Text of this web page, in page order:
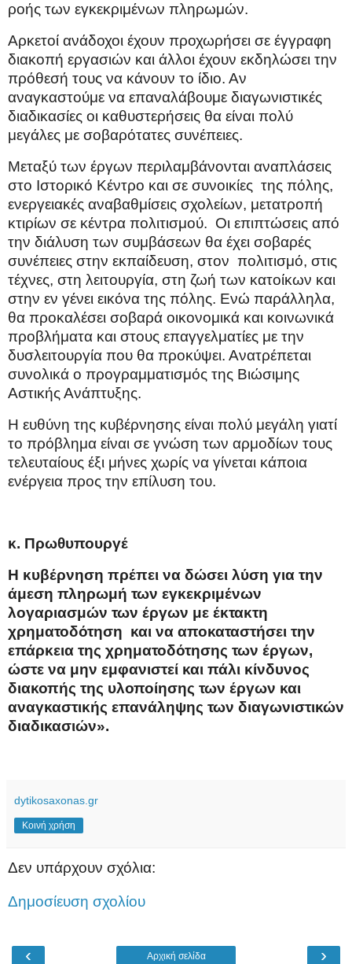
ροής των εγκεκριμένων πληρωμών.
Αρκετοί ανάδοχοι έχουν προχωρήσει σε έγγραφη
διακοπή εργασιών και άλλοι έχουν εκδηλώσει την
πρόθεσή τους να κάνουν το ίδιο. Αν
αναγκαστούμε να επαναλάβουμε διαγωνιστικές
διαδικασίες οι καθυστερήσεις θα είναι πολύ
μεγάλες με σοβαρότατες συνέπειες.
Μεταξύ των έργων περιλαμβάνονται αναπλάσεις
στο Ιστορικό Κέντρο και σε συνοικίες της πόλης,
ενεργειακές αναβαθμίσεις σχολείων, μετατροπή
κτιρίων σε κέντρα πολιτισμού. Οι επιπτώσεις από
την διάλυση των συμβάσεων θα έχει σοβαρές
συνέπειες στην εκπαίδευση, στον πολιτισμό, στις
τέχνες, στη λειτουργία, στη ζωή των κατοίκων και
στην εν γένει εικόνα της πόλης. Ενώ παράλληλα,
θα προκαλέσει σοβαρά οικονομικά και κοινωνικά
προβλήματα και στους επαγγελματίες με την
δυσλειτουργία που θα προκύψει. Ανατρέπεται
συνολικά ο προγραμματισμός της Βιώσιμης
Αστικής Ανάπτυξης.
Η ευθύνη της κυβέρνησης είναι πολύ μεγάλη γιατί
το πρόβλημα είναι σε γνώση των αρμοδίων τους
τελευταίους έξι μήνες χωρίς να γίνεται κάποια
ενέργεια προς την επίλυση του.
κ. Πρωθυπουργέ
Η κυβέρνηση πρέπει να δώσει λύση για την
άμεση πληρωμή των εγκεκριμένων
λογαριασμών των έργων με έκτακτη
χρηματοδότηση και να αποκαταστήσει την
επάρκεια της χρηματοδότησης των έργων,
ώστε να μην εμφανιστεί και πάλι κίνδυνος
διακοπής της υλοποίησης των έργων και
αναγκαστικής επανάληψης των διαγωνιστικών
διαδικασιών».
dytikosaxonas.gr
Κοινή χρήση
Δεν υπάρχουν σχόλια:
Δημοσίευση σχολίου
‹ ›
Αρχική σελίδα